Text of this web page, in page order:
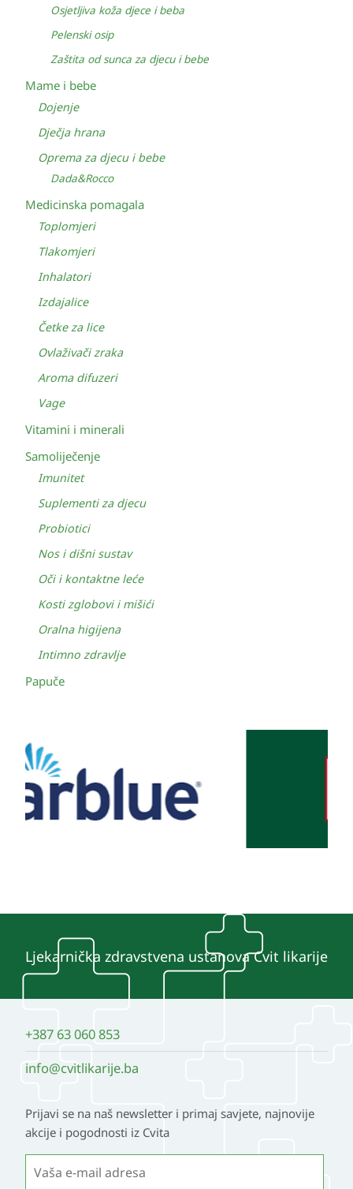
Osjetljiva koža djece i beba
Pelenski osip
Zaštita od sunca za djecu i bebe
Mame i bebe
Dojenje
Dječja hrana
Oprema za djecu i bebe
Dada&Rocco
Medicinska pomagala
Toplomjeri
Tlakomjeri
Inhalatori
Izdajalice
Četke za lice
Ovlaživači zraka
Aroma difuzeri
Vage
Vitamini i minerali
Samoliječenje
Imunitet
Suplementi za djecu
Probiotici
Nos i dišni sustav
Oči i kontaktne leće
Kosti zglobovi i mišići
Oralna higijena
Intimno zdravlje
Papuče
Ljekarnička zdravstvena ustanova Cvit likarije
+387 63 060 853
info@cvitlikarije.ba
Prijavi se na naš newsletter i primaj savjete, najnovije
akcije i pogodnosti iz Cvita